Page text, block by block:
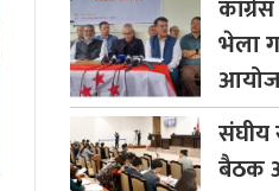
कांग्रेस
भेला
संघीय
बैठक